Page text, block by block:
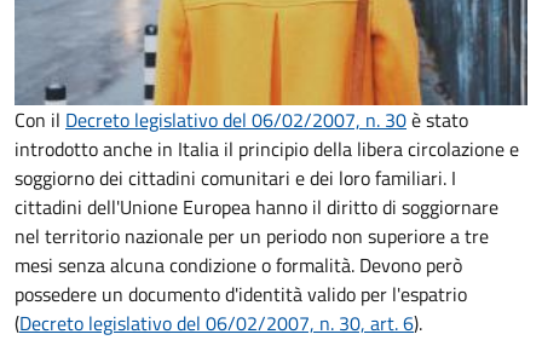
Con il Decreto legislativo del 06/02/2007, n. 30è stato
introdotto anche in Italia il principio della libera circolazione e
soggiorno dei cittadini comunitari e dei loro familiari. I
cittadini dell'Unione Europea hanno il diritto di soggiornare
nel territorio nazionale per un periodo non superiore a tre
mesi senza alcuna condizione o formalità. Devono però
possedere un documento d'identità valido per l'espatrio
(Decreto legislativo del 06/02/2007, n. 30, art. 6).